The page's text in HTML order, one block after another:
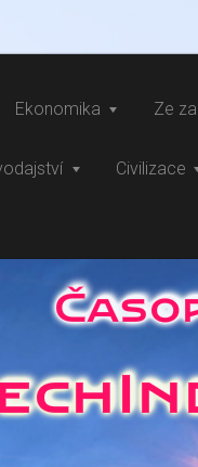
Ekonomika Ze
Civilizace